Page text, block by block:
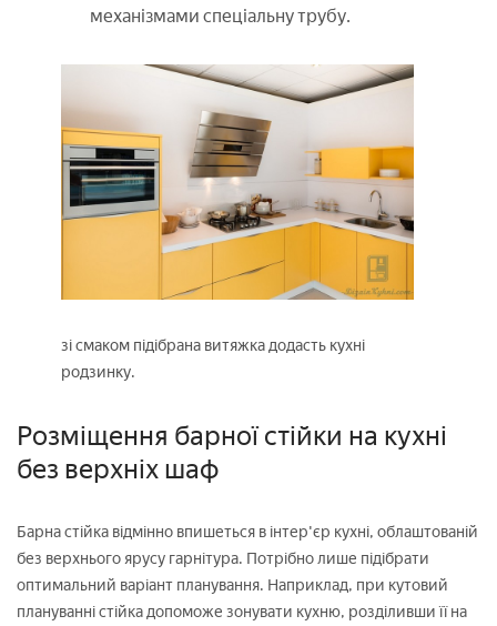
механізмами спеціальну трубу.
зі смаком підібрана витяжка додасть кухні
родзинку.
Розміщення барної стійки на кухні
без верхніх шаф
Барна стійка відмінно впишеться в інтер'єр кухні, облаштованій
без верхнього ярусу гарнітура. Потрібно лише підібрати
оптимальний варіант планування. Наприклад, при кутовий
плануванні стійка допоможе зонувати кухню, розділивши її на